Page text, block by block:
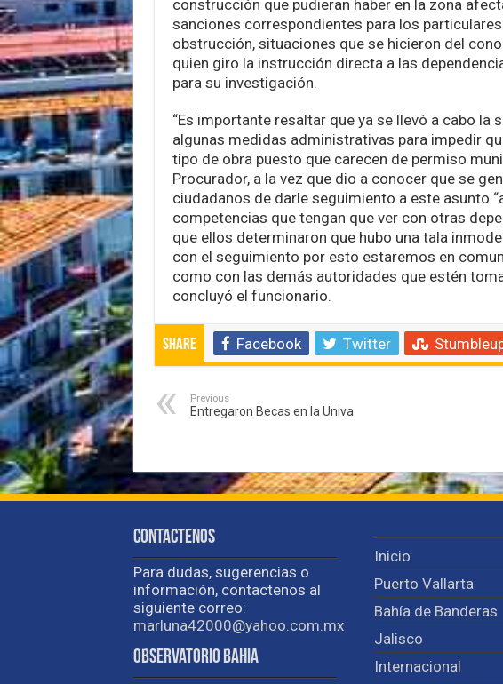
construcción que pudieran haber en la zona
sanciones correspondientes para los
obstrucción, situaciones que se hicieron del
quien giro la instrucción directa a las
para su investigación.
“Es importante resaltar que ya se llevó a cabo la
algunas medidas administrativas para impedir
tipo de obra puesto que carecen de permiso
Procurador, a la vez que dio a conocer que se
ciudadanos de darle seguimiento a este asunto
competencias que tengan que ver con otras
que ellos determinaron que hubo una tala
con el seguimiento por esto estaremos en
como con las demás autoridades que estén
concluyó el funcionario.
Share Facebook Twitter
Previous
Entregaron Becas en la Univa
Contactenos
Para dudas, sugerencias o
información, contactenos al
siguiente correo:
marluna42000@yahoo.com.mx
Observatorio Bahia
Inicio
Puerto Vallarta
Bahía de Banderas
Jalisco
Internacional